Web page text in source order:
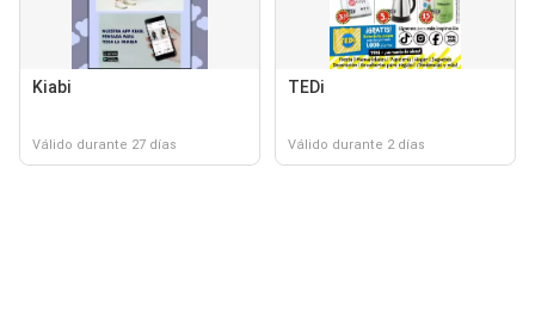
Kiabi
Válido durante 27 días
TEDi
Válido durante 2 días